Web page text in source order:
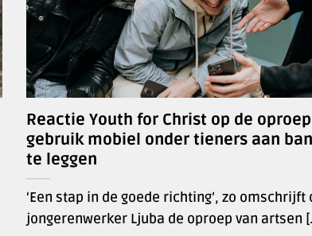
Reactie Youth for Christ op de
gebruik mobiel onder tieners aan
te leggen
‘Een stap in de goede richting’, zo omschrijft
jongerenwerker Ljuba de oproep van artsen